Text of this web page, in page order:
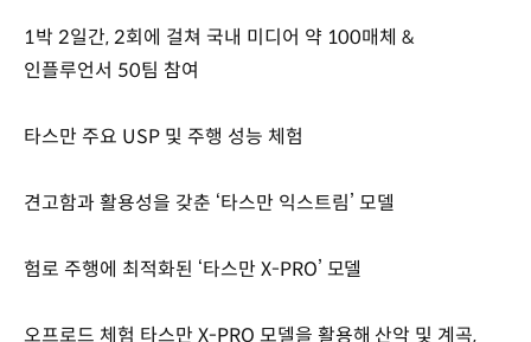
1박 2일간, 2회에 걸쳐 국내 미디어 약 100매체 &
인플루언서 50팀 참여
타스만 주요 USP 및 주행 성능 체험
견고함과 활용성을 갖춘 ‘타스만 익스트림’ 모델
험로 주행에 최적화된 ‘타스만 X-PRO’ 모델
오프로드 체험 타스만 X-PRO 모델을 활용해 산악 및 계곡,